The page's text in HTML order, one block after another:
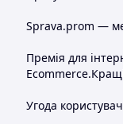
Sprava.prom —
Премія для
Угода